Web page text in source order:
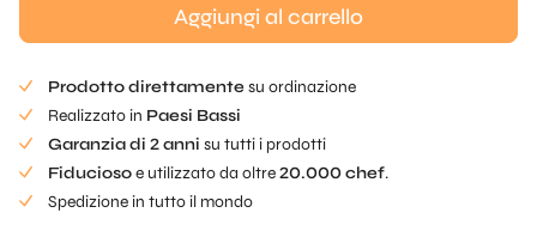
quantità
Aggiungi al carrello
Prodotto direttamentesu ordinazione
Realizzato in Paesi Bassi
Garanzia di 2 anni su tutti i prodotti
Fiduciosoe utilizzato da oltre20.000 chef.
Spedizione in tutto il mondo